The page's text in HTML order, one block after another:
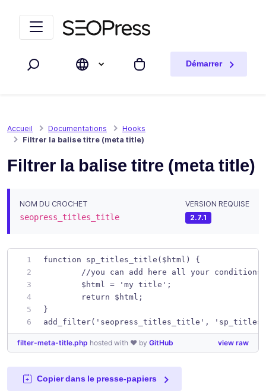
Rechercher Mon panier
Démarrer
Accueil Documentations
Hooks
Filtrer la balise titre (meta title)
Filtrer la balise titre (meta title)
NOM DU CROCHET
seopress_titles_title
VERSION REQUISE
2.7.1
function sp_titles_title($html) {
//you can add here all your
	$html = 'my title';
	return $html;
}
add_filter('seopress_titles_title',
view raw
filter-meta-title.php hosted with ❤ by GitHub
Copier dans le presse-papiers